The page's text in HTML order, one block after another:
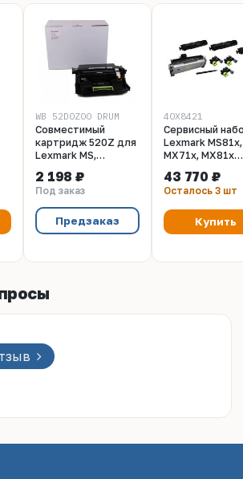
WB 52D0Z00 DRUM
Совместимый
картридж 520Z для
Lexmark MS,
810series, 100K
2 198 ₽
Под заказ
Предзаказ
40X8421
Сервисный
Lexmark MS81x,
MX71x, MX81x
43 770 ₽
Осталось 3 шт
Купить